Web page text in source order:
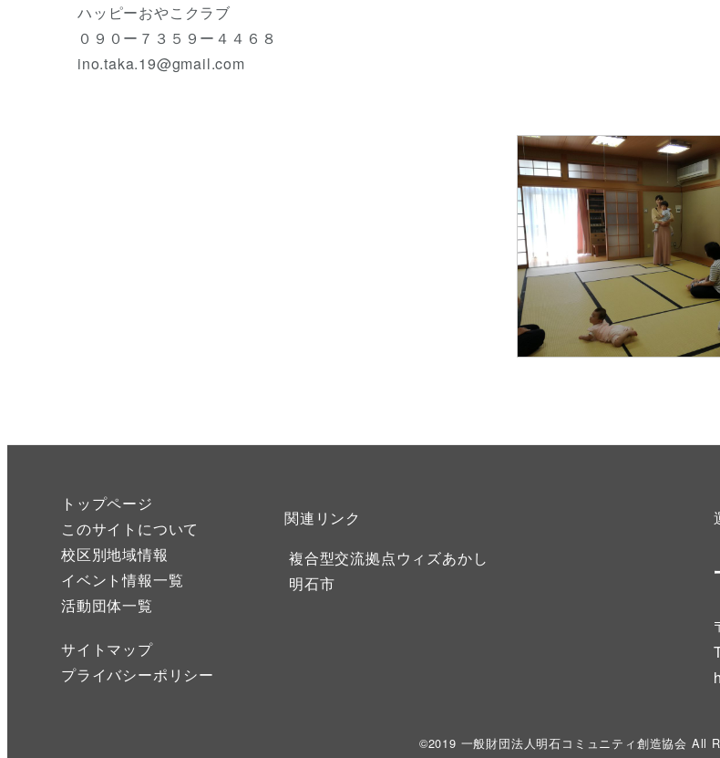
ハッピーおやこクラブ
０９０ー７３５９ー４４６８
ino.taka.19@gmail.com
トップページ
このサイトについて
校区別地域情報
イベント情報一覧
活動団体一覧
サイトマップ
プライバシーポリシー
関連リンク
複合型交流拠点ウィズあかし
明石市
©2019 一般財団法人明石コミュニティ創造協会 All